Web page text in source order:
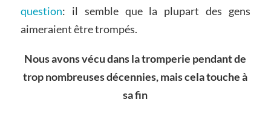
question: il semble que la plupart des gens
aimeraient être trompés.
Nous avons vécu dans la tromperie pendant de
trop nombreuses décennies, mais cela touche à
sa fin